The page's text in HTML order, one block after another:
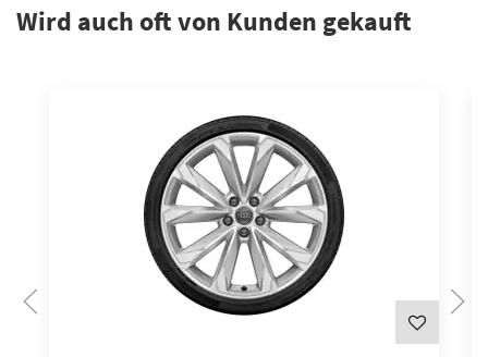
Wird auch oft von Kunden gekauft